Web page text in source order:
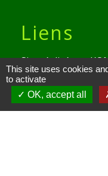
Liens
Site réalisé par
Oise mobilité
Service Public
This site uses cookies
to activate
OK, accept all